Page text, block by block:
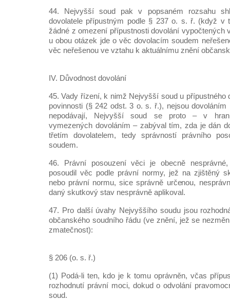
44. Nejvyšší soud pak v popsaném rozsahu
dovolatele přípustným podle § 237 o. s. ř. (když v
žádné z omezení přípustnosti dovolání vypočtených
u obou otázek jde o věc dovolacím soudem
věc neřešenou ve vztahu k aktuálnímu znění
IV. Důvodnost dovolání
45. Vady řízení, k nimž Nejvyšší soud u přípustného
povinnosti (§ 242 odst. 3 o. s. ř.), nejsou
nepodávají, Nejvyšší soud se proto – v
vymezených dovoláním – zabýval tím, zda je dán
třetím dovolatelem, tedy správností právního
soudem.
46. Právní posouzení věci je obecně
posoudil věc podle právní normy, jež na zjištěný
nebo právní normu, sice správně určenou,
daný skutkový stav nesprávně aplikoval.
47. Pro další úvahy Nejvyššího soudu jsou
občanského soudního řádu (ve znění, jež se
zmatečnost):
§ 206 (o. s. ř.)
(1) Podá-li ten, kdo je k tomu oprávněn, včas
rozhodnutí právní moci, dokud o odvolání
soud.